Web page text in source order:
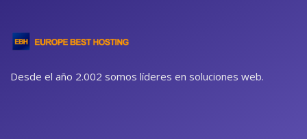
Desde el año 2.002 somos líderes en soluciones web.